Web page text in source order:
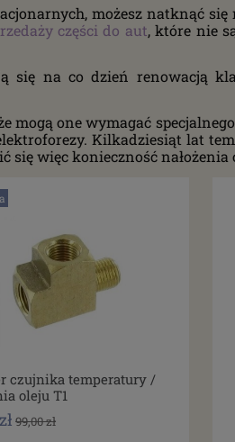
możesz natknąć
części do aut, które nie
się na co dzień renowacją
mogą one wymagać
Kilkadziesiąt lat
się więc konieczność
czujnika temperatury /
oleju T1
99,00 zł